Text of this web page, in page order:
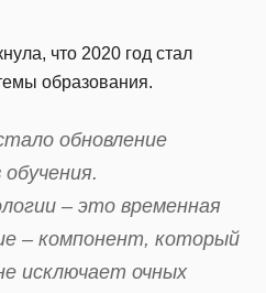
что 2020 год стал
образования.
обновление
– это временная
– компонент, который
исключает очных